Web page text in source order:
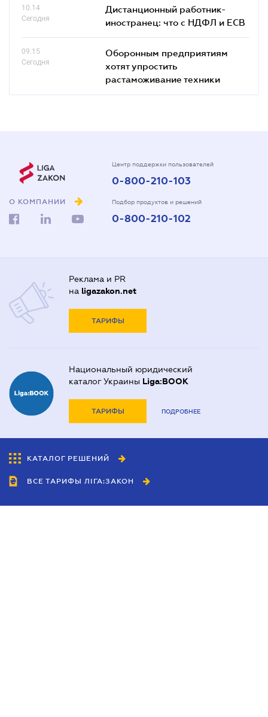
10.14
Сегодня
Дистанционный работник-
иностранец: что с НДФЛ и ЕСВ
09.15
Сегодня
Оборонным предприятиям
хотят упростить
растаможивание техники
О КОМПАНИИ
Центр поддержки пользователей
0-800-210-103
Подбор продуктов и решений
0-800-210-102
Реклама и PR
на ligazakon.net
ТАРИФЫ
Национальный юридический
каталог Украины Liga:BOOK
ТАРИФЫ ПОДРОБНЕЕ
КАТАЛОГ РЕШЕНИЙ
ВСЕ ТАРИФЫ ЛІГА:ЗАКОН